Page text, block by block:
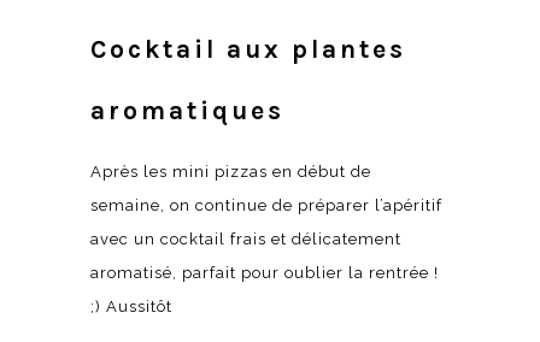
Cocktail aux plantes
aromatiques
Après les mini pizzas en début de
semaine, on continue de préparer l’apéritif
avec un cocktail frais et délicatement
aromatisé, parfait pour oublier la rentrée !
;) Aussitôt